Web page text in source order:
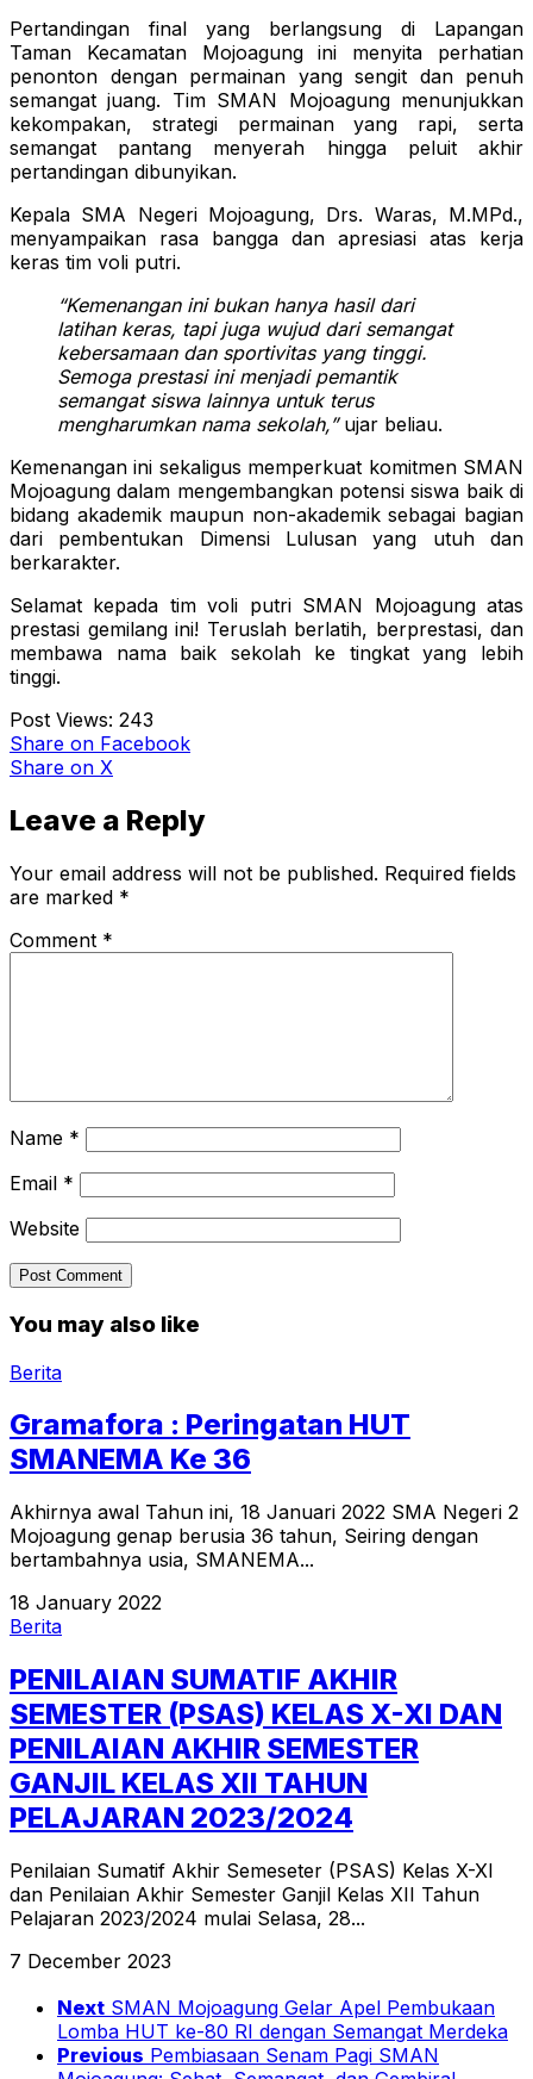
Pertandingan final yang berlangsung di Lapangan
Taman Kecamatan Mojoagung ini menyita perhatian
penonton dengan permainan yang sengit dan penuh
semangat juang. Tim SMAN Mojoagung menunjukkan
kekompakan, strategi permainan yang rapi, serta
semangat pantang menyerah hingga peluit akhir
pertandingan dibunyikan.
Kepala SMA Negeri Mojoagung, Drs. Waras, M.MPd.,
menyampaikan rasa bangga dan apresiasi atas kerja
keras tim voli putri.
“Kemenangan ini bukan hanya hasil dari
latihan keras, tapi juga wujud dari semangat
kebersamaan dan sportivitas yang tinggi.
Semoga prestasi ini menjadi pemantik
semangat siswa lainnya untuk terus
mengharumkan nama sekolah,”ujar beliau.
Kemenangan ini sekaligus memperkuat komitmen SMAN
Mojoagung dalam mengembangkan potensi siswa baik di
bidang akademik maupun non-akademik sebagai bagian
dari pembentukan Dimensi Lulusan yang utuh dan
berkarakter.
Selamat kepada tim voli putri SMAN Mojoagung atas
prestasi gemilang ini! Teruslah berlatih, berprestasi, dan
membawa nama baik sekolah ke tingkat yang lebih
tinggi.
Post Views: 243
Share on Facebook
Share on X
Leave a Reply
Your email address will not be published. Required fields
are marked *
Comment *
Name *
Email *
Website
You may also like
Berita
Gramafora : Peringatan HUT
SMANEMA Ke 36
Akhirnya awal Tahun ini, 18 Januari 2022 SMA Negeri 2
Mojoagung genap berusia 36 tahun, Seiring dengan
bertambahnya usia, SMANEMA...
18 January 2022
Berita
PENILAIAN SUMATIF AKHIR
SEMESTER (PSAS) KELAS X-XI DAN
PENILAIAN AKHIR SEMESTER
GANJIL KELAS XII TAHUN
PELAJARAN 2023/2024
Penilaian Sumatif Akhir Semeseter (PSAS) Kelas X-XI
dan Penilaian Akhir Semester Ganjil Kelas XII Tahun
Pelajaran 2023/2024 mulai Selasa, 28...
7 December 2023
Next SMAN Mojoagung Gelar Apel Pembukaan
Lomba HUT ke-80 RI dengan Semangat Merdeka
Previous Pembiasaan Senam Pagi SMAN